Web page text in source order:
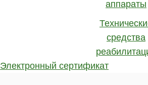
аппараты
средства
Электронный сертификат